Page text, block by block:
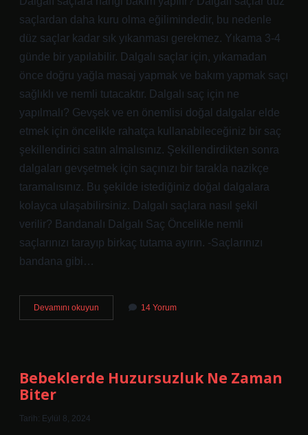
saçlardan daha kuru olma eğilimindedir, bu nedenle
düz saçlar kadar sık ​​yıkanması gerekmez. Yıkama 3-4
günde bir yapılabilir. Dalgalı saçlar için, yıkamadan
önce doğru yağla masaj yapmak ve bakım yapmak saçı
sağlıklı ve nemli tutacaktır. Dalgalı saç için ne
yapılmalı? Gevşek ve en önemlisi doğal dalgalar elde
etmek için öncelikle rahatça kullanabileceğiniz bir saç
şekillendirici satın almalısınız. Şekillendirdikten sonra
dalgaları gevşetmek için saçınızı bir tarakla nazikçe
taramalısınız. Bu şekilde istediğiniz doğal dalgalara
kolayca ulaşabilirsiniz. Dalgalı saçlara nasıl şekil
verilir? Bandanalı Dalgalı Saç Öncelikle nemli
saçlarınızı tarayıp birkaç tutama ayırın. -Saçlarınızı
bandana gibi…
Devamını okuyun
Saç
14 Yorum
Bebeklerde Huzursuzluk Ne Zaman
Biter
Tarih: Eylül 8, 2024